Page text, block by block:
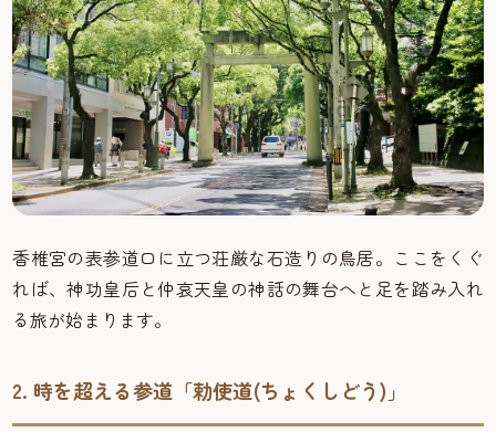
香椎宮の表参道口に立つ荘厳な石造りの鳥居。ここをくぐ
れば、神功皇后と仲哀天皇の神話の舞台へと足を踏み入れ
る旅が始まります。
2. 時を超える参道「勅使道(ちょくしどう)」